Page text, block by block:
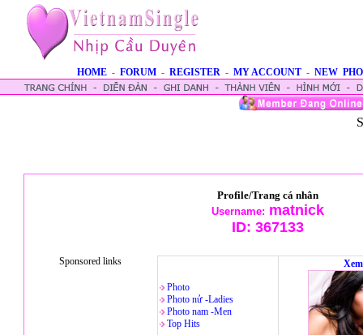
HOME - FORUM - REGISTER - MY ACCOUNT - NEW
Profile/Trang cá nhân
Username: matnick
ID: 367133
Sponsored links
Photo
Photo nử -Ladies
Photo nam -Men
Top Hits